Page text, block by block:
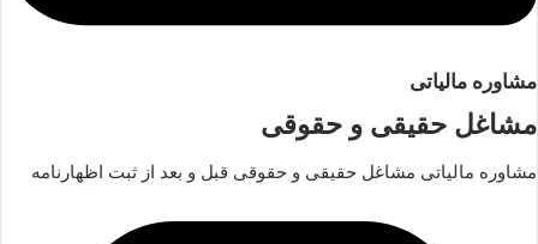
مشاوره مالیاتی
مشاغل حقیقی و حقوقی
مشاوره مالیاتی مشاغل حقیقی و حقوقی قبل و بعد از ثبت اظهارنامه